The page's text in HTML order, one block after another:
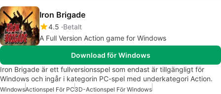
Iron Brigade
4.5 Betalt
A Full Version Action game for Windows
Download för Windows
Iron Brigade är ett fullversionsspel som endast är tillgängligt för
Windows och ingår i kategorin PC-spel med underkategori Action.
WindowsActionspel För PC3D-Actionspel För Windows